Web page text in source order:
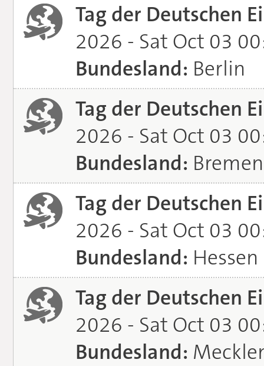
Tag der Deutschen
2026 - Sat Oct 03
Bundesland: Berlin
Tag der Deutschen
2026 - Sat Oct 03
Bundesland: Bremen
Tag der Deutschen
2026 - Sat Oct 03
Bundesland: Hessen
Tag der Deutschen
2026 - Sat Oct 03
Bundesland: